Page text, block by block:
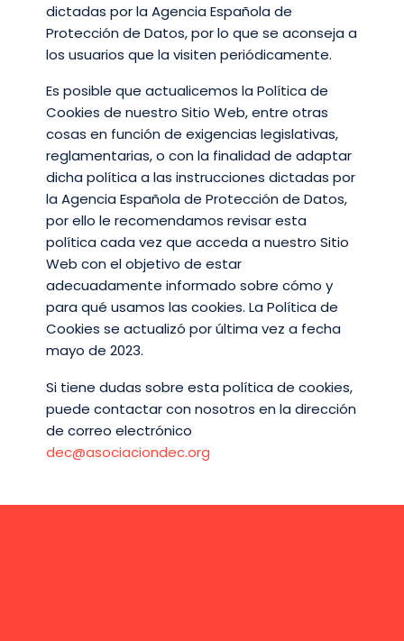
dictadas por la Agencia Española de
Protección de Datos, por lo que se aconseja a
los usuarios que la visiten periódicamente.
Es posible que actualicemos la Política de
Cookies de nuestro Sitio Web, entre otras
cosas en función de exigencias legislativas,
reglamentarias, o con la finalidad de adaptar
dicha política a las instrucciones dictadas por
la Agencia Española de Protección de Datos,
por ello le recomendamos revisar esta
política cada vez que acceda a nuestro Sitio
Web con el objetivo de estar
adecuadamente informado sobre cómo y
para qué usamos las cookies. La Política de
Cookies se actualizó por última vez a fecha
mayo de 2023.
Si tiene dudas sobre esta política de cookies,
puede contactar con nosotros en la dirección
de correo electrónico
dec@asociaciondec.org